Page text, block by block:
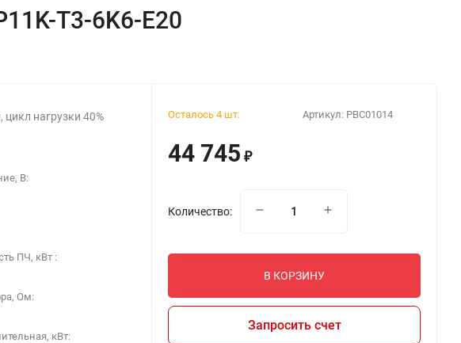
T3-6K6-E20
нагрузки 40%
В:
ПЧ, кВт :
Ом:
кВт:
Артикул: PBC01014
Осталось 4 шт.
44 745 ₽
Количество:
В КОРЗИНУ
Запросить счет